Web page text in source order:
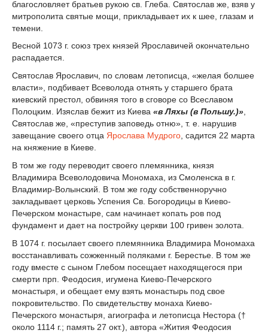
благословляет братьев рукою св. Глеба. Святослав же, взяв у
митрополита святые мощи, прикладывает их к шее, глазам и
темени.
Весной 1073 г. союз трех князей Ярославичей окончательно
распадается.
Святослав Ярославич, по словам летописца, «желая болшее
власти», подбивает Всеволода отнять у старшего брата
киевский престол, обвиняя того в сговоре со Всеславом
Полоцким. Изяслав бежит из Киева «в Ляхы (в Польшу.)»
Святослав же, «преступив заповедь отню», т. е. нарушив
завещание своего отца Ярослава Мудрого , садится 22 марта
на княжение в Киеве.
В том же году переводит своего племянника, князя
Владимира Всеволодовича Мономаха, из Смоленска в г.
Владимир-Волынский. В том же году собственноручно
закладывает церковь Успения Св. Богородицы в Киево-
Печерском монастыре, сам начинает копать ров под
фундамент и дает на постройку церкви 100 гривен золота.
В 1074 г. посылает своего племянника Владимира Мономаха
восстанавливать сожженный поляками г. Берестье. В том же
году вместе с сыном Глебом посещает находящегося при
смерти прп. Феодосия, игумена Киево-Печерского
монастыря, и обещает ему взять монастырь под свое
покровительство. По свидетельству монаха Киево-
Печерского монастыря, агиографа и летописца Нестора (†
около 1114 г.; память 27 окт.), автора «Жития Феодосия